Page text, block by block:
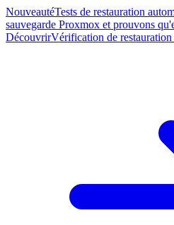
NouveautéTests de restauration
sauvegarde Proxmox et prouvons
DécouvrirVérification de